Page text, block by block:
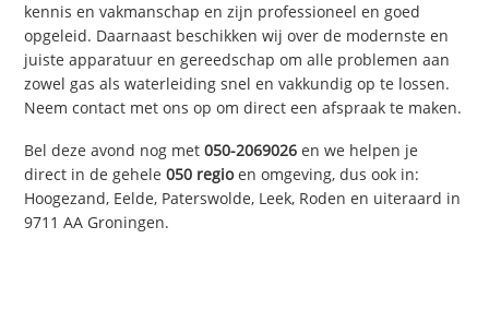
kennis en vakmanschap en zijn professioneel en goed
opgeleid. Daarnaast beschikken wij over de modernste en
juiste apparatuur en gereedschap om alle problemen aan
zowel gas als waterleiding snel en vakkundig op te lossen.
Neem contact met ons op om direct een afspraak te maken.
Bel deze avond nog met050-2069026 en we helpen je
direct in de gehele050 regioen omgeving, dus ook in:
Hoogezand, Eelde, Paterswolde, Leek, Roden en uiteraard in
9711 AA Groningen.